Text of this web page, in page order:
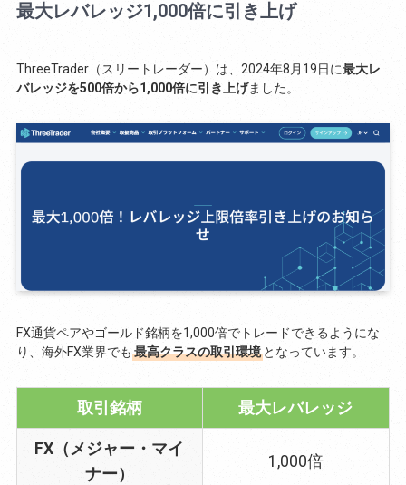
最大レバレッジ1,000倍に引き上げ
ThreeTrader（スリートレーダー）は、2024年8月19日に最大レ
バレッジを500倍から1,000倍に引き上げました。
FX通貨ペアやゴールド銘柄を1,000倍でトレードできるようにな
り、海外FX業界でも 最高クラスの取引環境となっています。
取引銘柄 最大レバレッジ
FX（メジャー・マイ
ナー）
1,000倍